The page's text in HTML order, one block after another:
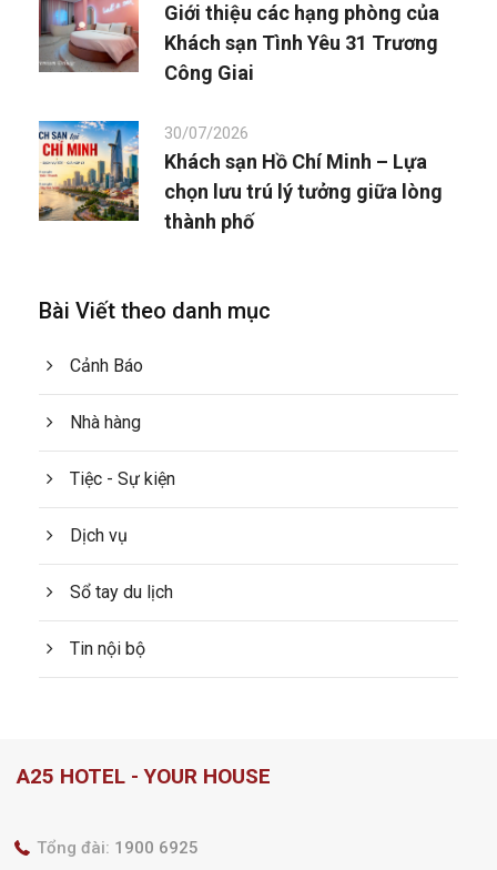
Giới thiệu các hạng phòng của
Khách sạn Tình Yêu 31 Trương
Công Giai
30/07/2026
Khách sạn Hồ Chí Minh – Lựa
chọn lưu trú lý tưởng giữa lòng
thành phố
Bài Viết theo danh mục
Cảnh Báo
Nhà hàng
Tiệc - Sự kiện
Dịch vụ
Sổ tay du lịch
Tin nội bộ
A25 HOTEL - YOUR HOUSE
Tổng đài: 1900 6925